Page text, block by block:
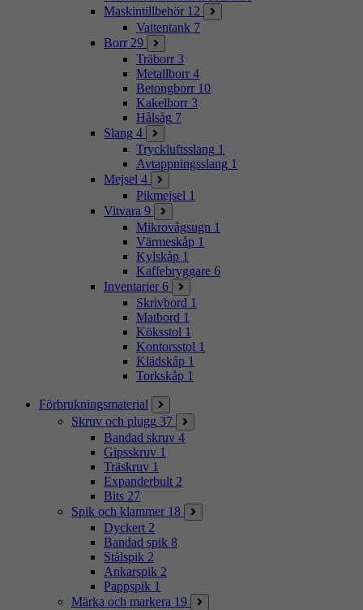
Maskintillbehör 12
Vattentank 7
Borr 29
Träborr 3
Metallborr 4
Betongborr 10
Kakelborr 3
Hålsåg 7
Slang 4
Tryckluftsslang 1
Avtappningsslang 1
Mejsel 4
Pikmejsel 1
Vitvara 9
Mikrovågsugn 1
Värmeskåp 1
Kylskåp 1
Kaffebryggare 6
Inventarier 6
Skrivbord 1
Matbord 1
Köksstol 1
Kontorsstol 1
Klädskåp 1
Torkskåp 1
Förbrukningsmaterial
Skruv och plugg 37
Bandad skruv 4
Gipsskruv 1
Träskruv 1
Expanderbult 2
Bits 27
Spik och klammer 18
Dyckert 2
Bandad spik 8
Stålspik 2
Ankarspik 2
Pappspik 1
Märka och markera 19